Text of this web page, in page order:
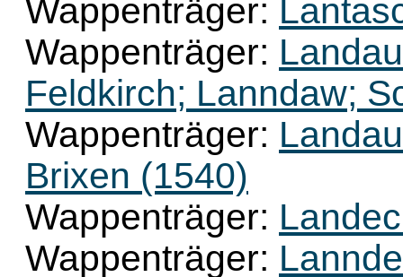
Wappenträger:
Wappenträger:
Feldkirch; Lanndaw;
Wappenträger:
Brixen (1540)
Wappenträger:
Wappenträger: